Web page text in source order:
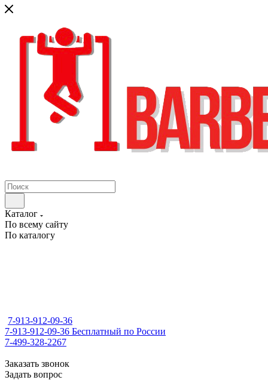
Каталог
По всему сайту
По каталогу
7-913-912-09-36
7-913-912-09-36 Бесплатный по России
7-499-328-2267
Заказать звонок
Задать вопрос